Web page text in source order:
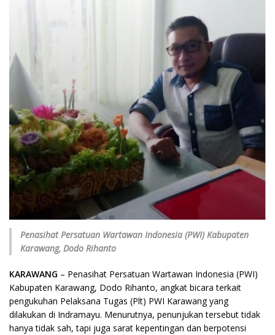
Penasihat Persatuan Wartawan Indonesia (PWI) Kabupaten
Karawang, Dodo Rihanto
KARAWANG – Penasihat Persatuan Wartawan Indonesia (PWI)
Kabupaten Karawang, Dodo Rihanto, angkat bicara terkait
pengukuhan Pelaksana Tugas (Plt) PWI Karawang yang
dilakukan di Indramayu. Menurutnya, penunjukan tersebut tidak
hanya tidak sah, tapi juga sarat kepentingan dan berpotensi